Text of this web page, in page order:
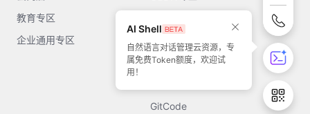
AI Shell
自然语言对话管理云资源，专
属免费Token额度，欢迎试
用！
教育专区
企业通用专区
51CTO
GitCode